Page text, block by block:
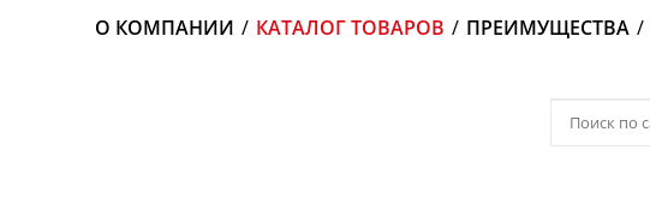
О КОМПАНИИ / КАТАЛОГ ТОВАРОВ / ПРЕИМУЩЕСТВА /